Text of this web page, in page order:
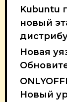
Kubuntu
новый
Новая
Новый